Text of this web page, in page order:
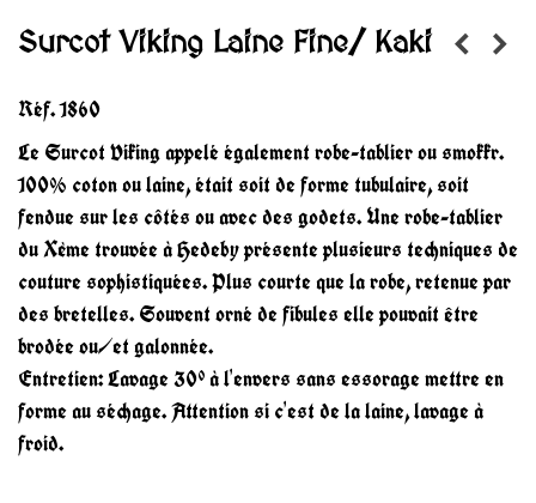
Surcot Viking Laine Fine/ Kaki
Réf.1860
Le Surcot Viking appelé également robe-tablier ou smokkr.
100% coton ou laine, était soit de forme tubulaire, soit
fendue sur les côtés ou avec des godets. Une robe-tablier
du Xème trouvée à Hedeby présente plusieurs techniques de
couture sophistiquées. Plus courte que la robe, retenue par
des bretelles. Souvent orné de fibules elle pouvait être
brodée ou/et galonnée.
Entretien: Lavage 30° à l'envers sans essorage mettre en
forme au séchage. Attention si c'est de la laine, lavage à
froid.